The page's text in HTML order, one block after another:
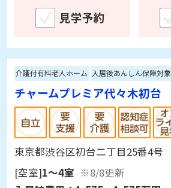
見学予約
介護付有料老人ホーム 入居後あんしん保障対象
チャームプレミア代々木初台
東京都渋谷区初台二丁目25番4号
[空室]1～4室 ※8/8更新